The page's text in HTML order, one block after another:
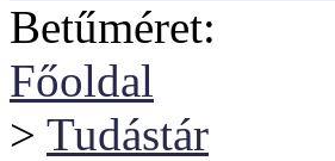
Betűméret:
Főoldal
> Tudástár